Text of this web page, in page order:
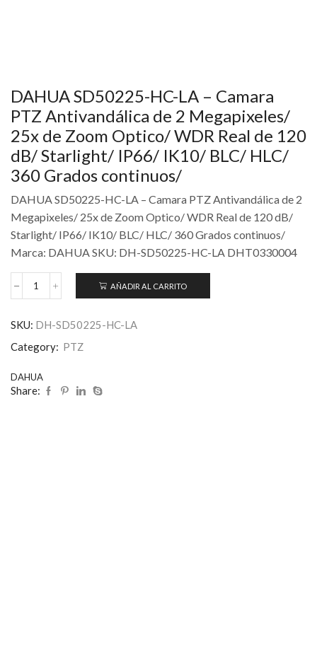
DAHUA SD50225-HC-LA – Camara
PTZ Antivandálica de 2 Megapixeles/
25x de Zoom Optico/ WDR Real de 120
dB/ Starlight/ IP66/ IK10/ BLC/ HLC/
360 Grados continuos/
DAHUA SD50225-HC-LA – Camara PTZ Antivandálica de 2
Megapixeles/ 25x de Zoom Optico/ WDR Real de 120 dB/
Starlight/ IP66/ IK10/ BLC/ HLC/ 360 Grados continuos/
Marca: DAHUA SKU: DH-SD50225-HC-LA DHT0330004
AÑADIR AL CARRITO
SKU: DH-SD50225-HC-LA
Category: PTZ
DAHUA
Share: